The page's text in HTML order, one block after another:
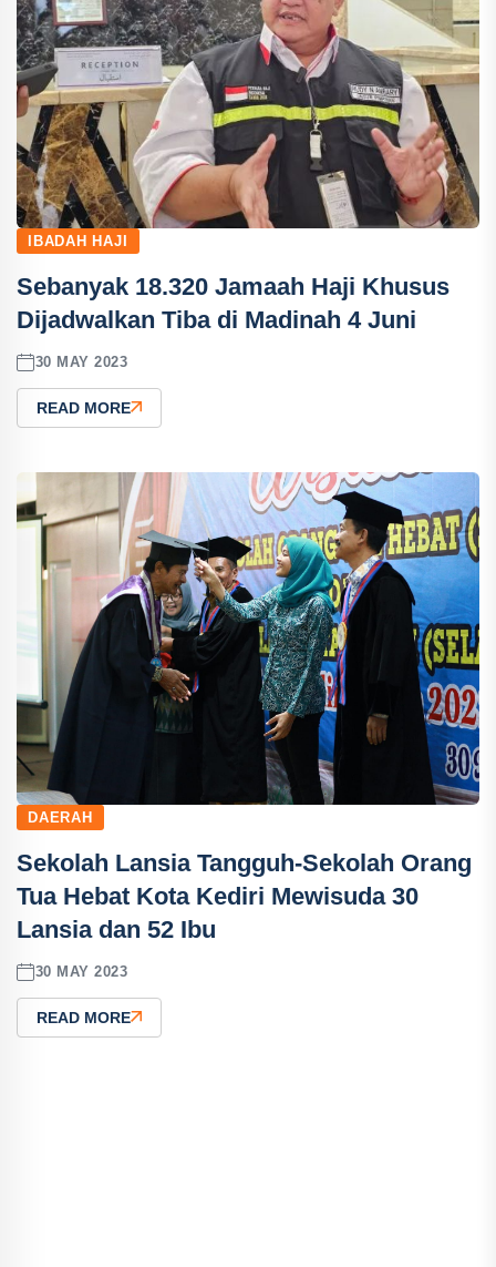
IBADAH HAJI
Sebanyak 18.320 Jamaah Haji Khusus
Dijadwalkan Tiba di Madinah 4 Juni
30 MAY 2023
READ MORE
DAERAH
Sekolah Lansia Tangguh-Sekolah Orang
Tua Hebat Kota Kediri Mewisuda 30
Lansia dan 52 Ibu
30 MAY 2023
READ MORE